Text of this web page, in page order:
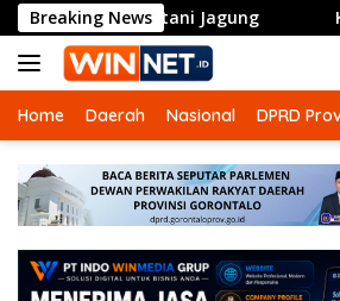
Langsung
ke
konten
Breaking News
Petani Jagung Komisi IV
Home Daerah Nasional DPRD